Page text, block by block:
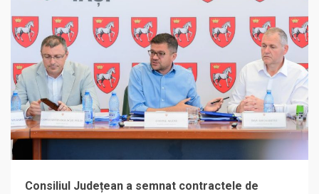
Consiliul Județean a semnat contractele de